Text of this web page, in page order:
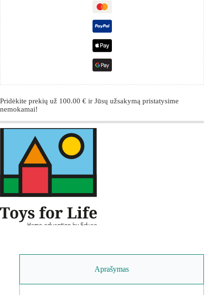
Pridėkite prekių už 100.00 € ir Jūsų užsakymą pristatysime
nemokamai!
Aprašymas